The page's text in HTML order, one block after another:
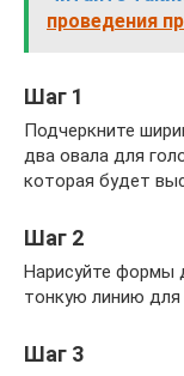
проведения
Шаг 1
Подчеркните
два овала для
которая будет
Шаг 2
Нарисуйте формы
тонкую линию
Шаг 3